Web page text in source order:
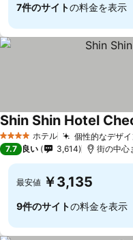
7件のサイトの料金を表示
4 ホテルのランク
ホテル 個性的なデザ
Shin Shin Hotel
7.7 良い 3,614 街の中心
最安値 ￥3,135
9件のサイトの料金を表示